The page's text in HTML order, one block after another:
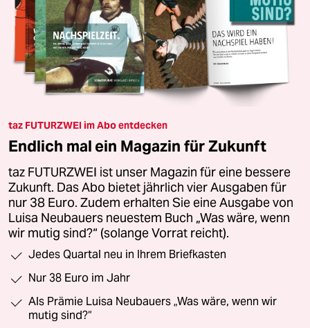
taz FUTURZWEI im Abo entdecken
Endlich mal ein Magazin für Zukunft
taz FUTURZWEI ist unser Magazin für eine bessere
Zukunft. Das Abo bietet jährlich vier Ausgaben für
nur 38 Euro. Zudem erhalten Sie eine Ausgabe von
Luisa Neubauers neuestem Buch „Was wäre, wenn
wir mutig sind?“ (solange Vorrat reicht).
Jedes Quartal neu in Ihrem Briefkasten
Nur 38 Euro im Jahr
Als Prämie Luisa Neubauers „Was wäre, wenn wir
mutig sind?“